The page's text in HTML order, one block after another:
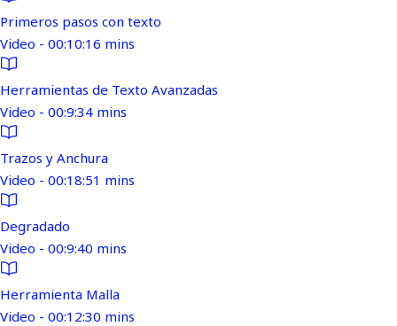
Primeros pasos con texto
Video - 00:10:16 mins
Herramientas de Texto Avanzadas
Video - 00:9:34 mins
Trazos y Anchura
Video - 00:18:51 mins
Degradado
Video - 00:9:40 mins
Herramienta Malla
Video - 00:12:30 mins